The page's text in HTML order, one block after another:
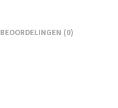
BEOORDELINGEN (0)